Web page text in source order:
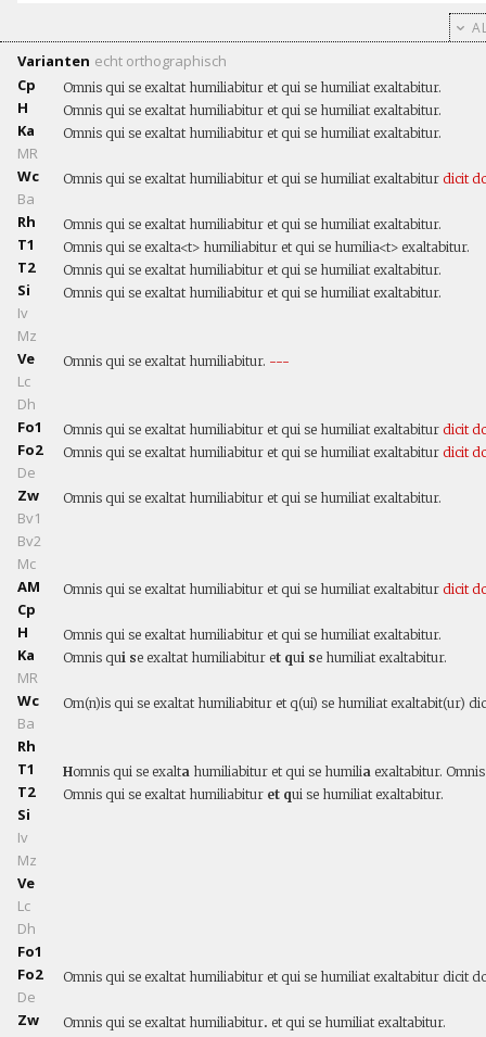
Varianten echt orthographisch
Cp
Omnis qui se exaltat humiliabitur et qui se humiliat exaltabitur.
H Omnis qui se exaltat humiliabitur et qui se humiliat exaltabitur.
Ka Omnis qui se exaltat humiliabitur et qui se humiliat exaltabitur.
MR
Wc
Omnis qui se exaltat humiliabitur et qui se humiliat exaltabitur dicit
Ba
Rh
Omnis qui se exaltat humiliabitur et qui se humiliat exaltabitur.
T1 Omnis qui se exalta<t> humiliabitur et qui se humilia<t> exaltabitur.
T2 Omnis qui se exaltat humiliabitur et qui se humiliat exaltabitur.
Si Omnis qui se exaltat humiliabitur et qui se humiliat exaltabitur.
Iv
Mz
Ve
Omnis qui se exaltat humiliabitur. ---
Lc
Dh
Fo1
Omnis qui se exaltat humiliabitur et qui se humiliat exaltabitur dicit
Fo2 Omnis qui se exaltat humiliabitur et qui se humiliat exaltabitur dicit
De
Zw
Omnis qui se exaltat humiliabitur et qui se humiliat exaltabitur.
Bv1
Bv2
Mc
AM
Omnis qui se exaltat humiliabitur et qui se humiliat exaltabitur dicit
Cp
H
Omnis qui se exaltat humiliabitur et qui se humiliat exaltabitur.
Ka Omnis qui se exaltat humiliabitur et qui se humiliat exaltabitur.
MR
Wc
Om(n)is qui se exaltat humiliabitur et q(ui) se humiliat exaltabit(ur)
Ba
Rh
T1
Homnis qui se exalta humiliabitur et qui se humilia exaltabitur.
T2 Omnis qui se exaltat humiliabitur et qui se humiliat exaltabitur.
Si
Iv
Mz
Ve
Lc
Dh
Fo1
Fo2
Omnis qui se exaltat humiliabitur et qui se humiliat exaltabitur dicit
De
Zw
Omnis qui se exaltat humiliabitur. et qui se humiliat exaltabitur.